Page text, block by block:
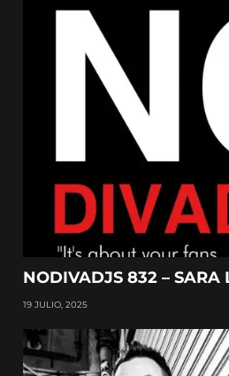
NODIVADJS 832 – SARA
19 JULIO, 2025